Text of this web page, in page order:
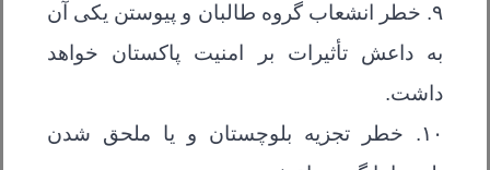
۹. خطر انشعاب گروه طالبان و پیوستن یکی آن
به داعش تأثیرات بر امنیت پاکستان خواهد
داشت.
۱۰. خطر تجزیه بلوچستان و یا ملحق شدن